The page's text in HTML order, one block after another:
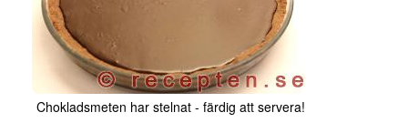
Chokladsmeten har stelnat - färdig att servera!